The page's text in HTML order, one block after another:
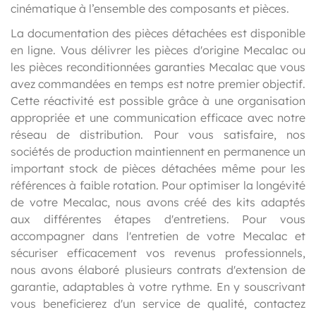
cinématique à l’ensemble des composants et pièces.
La documentation des pièces détachées est disponible
en ligne. Vous délivrer les pièces d'origine Mecalac ou
les pièces reconditionnées garanties Mecalac que vous
avez commandées en temps est notre premier objectif.
Cette réactivité est possible grâce à une organisation
appropriée et une communication efficace avec notre
réseau de distribution. Pour vous satisfaire, nos
sociétés de production maintiennent en permanence un
important stock de pièces détachées même pour les
références à faible rotation. Pour optimiser la longévité
de votre Mecalac, nous avons créé des kits adaptés
aux différentes étapes d'entretiens. Pour vous
accompagner dans l'entretien de votre Mecalac et
sécuriser efficacement vos revenus professionnels,
nous avons élaboré plusieurs contrats d'extension de
garantie, adaptables à votre rythme. En y souscrivant
vous beneficierez d'un service de qualité, contactez